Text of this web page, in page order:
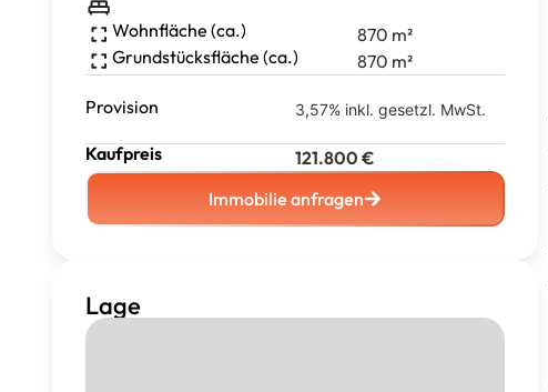
Wohnfläche (ca.) 870 m²
Grundstücksfläche (ca.)
870 m²
Provision 3,57% inkl. gesetzl. MwSt.
Kaufpreis 121.800 €
Immobilie anfragen
Lage